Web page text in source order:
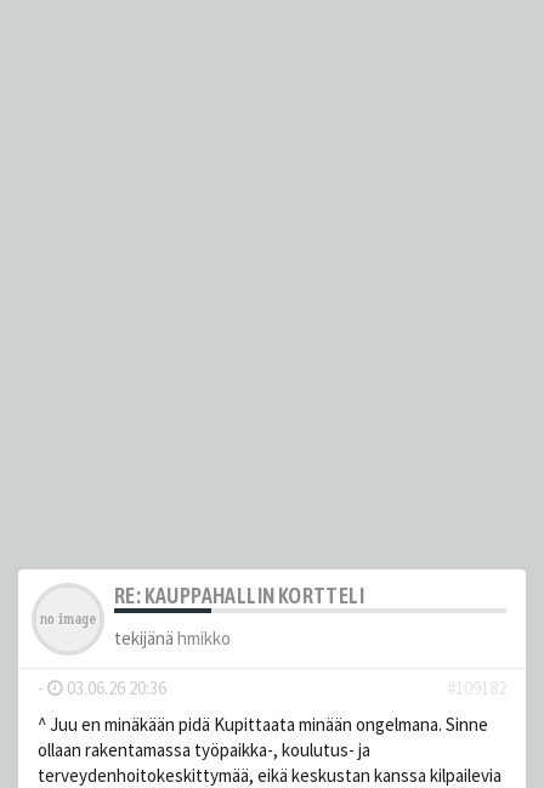
RE: KAUPPAHALLIN KORTTELI
tekijänä hmikko
- 03.06.26 20:36
#109182
^ Juu en minäkään pidä Kupittaata minään ongelmana. Sinne
ollaan rakentamassa työpaikka-, koulutus- ja
terveydenhoitokeskittymää, eikä keskustan kanssa kilpailevia